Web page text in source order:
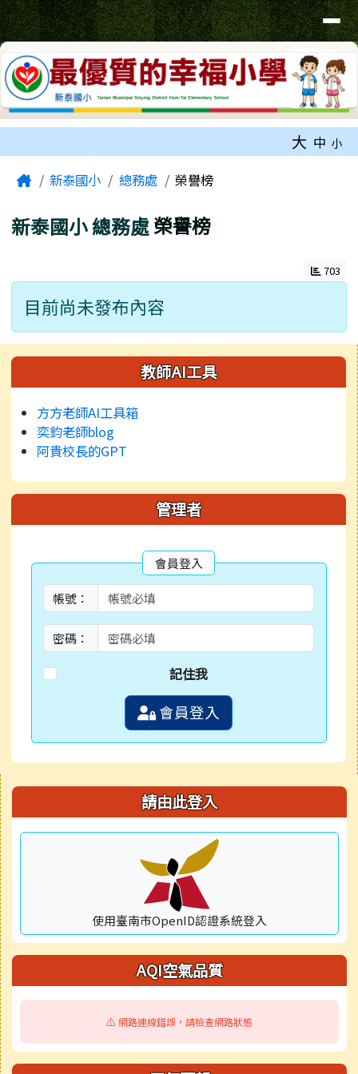
跳至主內容區
臺南市新泰國小網站
導覽列
大 中 小
主內容區域
Home新泰國小 總務處 榮譽榜
新泰國小總務處榮譽榜
703
目前尚未發布內容
左邊區域內容 教師AI工具
方方老師AI工具箱
奕鈞老師blog
阿貴校長的GPT
管理者
會員登入
帳號：
密碼：
記住我
會員登入
右邊區域內容 請由此登入
使用臺南市OpenID認證系統登入
AQI空氣品質
⚠️ 網路連線錯誤，請檢查網路狀態
頁尾區域